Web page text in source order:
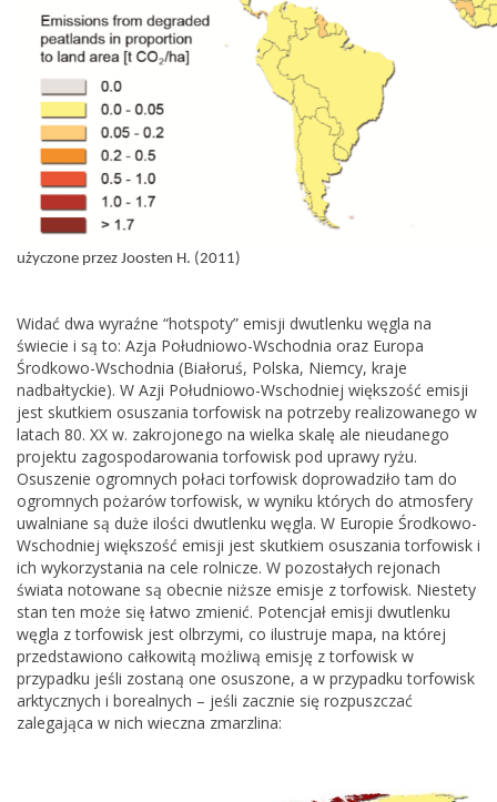
użyczone przez Joosten H. (2011)
Widać dwa wyraźne “hotspoty” emisji dwutlenku węgla na
świecie i są to: Azja Południowo-Wschodnia oraz Europa
Środkowo-Wschodnia (Białoruś, Polska, Niemcy, kraje
nadbałtyckie). W Azji Południowo-Wschodniej większość emisji
jest skutkiem osuszania torfowisk na potrzeby realizowanego w
latach 80. XX w. zakrojonego na wielka skalę ale nieudanego
projektu zagospodarowania torfowisk pod uprawy ryżu.
Osuszenie ogromnych połaci torfowisk doprowadziło tam do
ogromnych pożarów torfowisk, w wyniku których do atmosfery
uwalniane są duże ilości dwutlenku węgla. W Europie Środkowo-
Wschodniej większość emisji jest skutkiem osuszania torfowisk i
ich wykorzystania na cele rolnicze. W pozostałych rejonach
świata notowane są obecnie niższe emisje z torfowisk. Niestety
stan ten może się łatwo zmienić. Potencjał emisji dwutlenku
węgla z torfowisk jest olbrzymi, co ilustruje mapa, na której
przedstawiono całkowitą możliwą emisję z torfowisk w
przypadku jeśli zostaną one osuszone, a w przypadku torfowisk
arktycznych i borealnych – jeśli zacznie się rozpuszczać
zalegająca w nich wieczna zmarzlina: